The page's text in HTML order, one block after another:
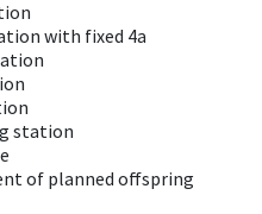
with fixed 4a
station
of planned offspring